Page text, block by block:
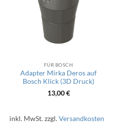
FÜR BOSCH
Adapter Mirka Deros auf
Bosch Klick (3D Druck)
13,00€
inkl. MwSt.zzgl.Versandkosten